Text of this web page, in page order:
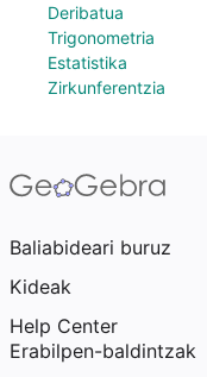
Deribatua
Trigonometria
Estatistika
Zirkunferentzia
Baliabideari buruz
Kideak
Help Center
Erabilpen-baldintzak